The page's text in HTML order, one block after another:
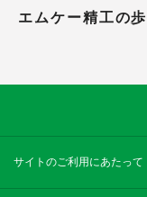
エムケー精工の
サイトのご利用にあたって